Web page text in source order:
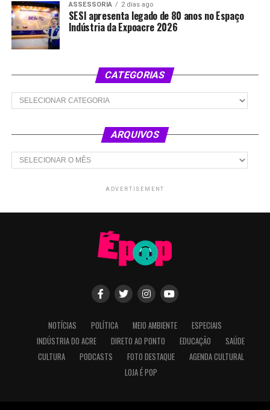
ASSESSORIA 2 dias ago
SESI apresenta legado de 80 anos no Espaço
Indústria da Expoacre 2026
CATEGORIAS
Categorias
ARQUIVOS
Arquivos
ADVERTISEMENT
NOTÍCIAS POLÍTICA MEIO AMBIENTE
ESPECIAIS
INDÚSTRIA DO ACRE
DIRETO AO PONTO EDUCAÇÃO
SAÚDE
CULTURA
PODCASTS FOTO DESTAQUE
AGENDA CULTURAL
LOJA É POP